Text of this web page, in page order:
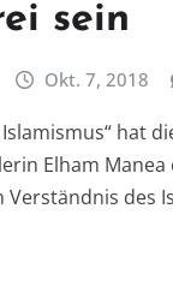
sein
Okt. 7, 2018
hat
Elham Manea
Verständnis des